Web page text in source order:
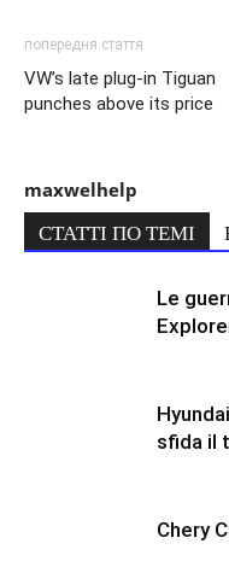
попередня стаття
VW’s late plug-in Tiguan
punches above its price
maxwelhelp
СТАТТІ ПО ТЕМІ
Le
sfida il
Chery